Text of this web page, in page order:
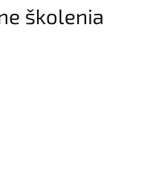
školenia